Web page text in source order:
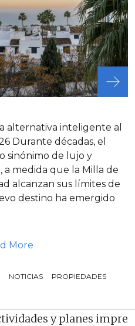
alternativa inteligente al
Durante décadas, el
sinónimo de lujo y
a medida que la Milla de
alcanzan sus límites de
destino ha emergido
More
NOTICIAS PROPIEDADES
y planes